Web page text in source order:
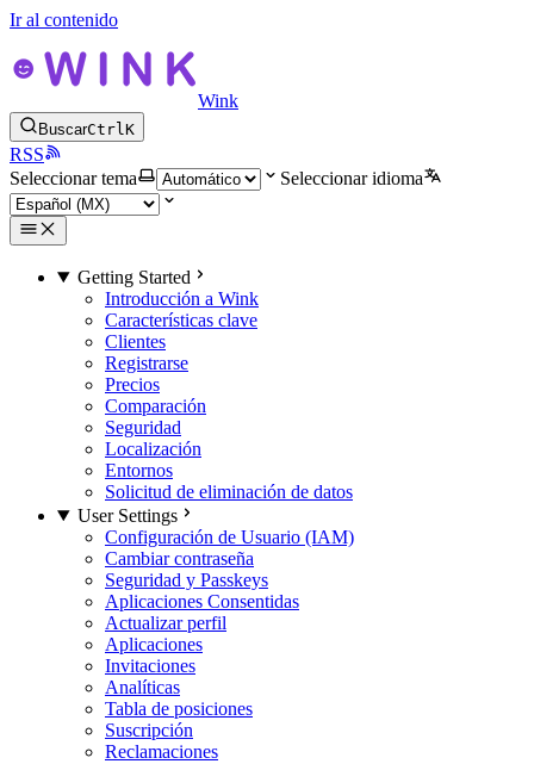
Ir al contenido
Wink
BuscarCtrlK
RSS
Seleccionar tema
Seleccionar idioma
Getting Started
Introducción a Wink
Características clave
Clientes
Registrarse
Precios
Comparación
Seguridad
Localización
Entornos
Solicitud de eliminación de datos
User Settings
Configuración de Usuario (IAM)
Cambiar contraseña
Seguridad y Passkeys
Aplicaciones Consentidas
Actualizar perfil
Aplicaciones
Invitaciones
Analíticas
Tabla de posiciones
Suscripción
Reclamaciones